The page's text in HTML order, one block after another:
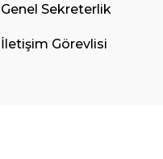
Genel Sekreterlik
İletişim Görevlisi